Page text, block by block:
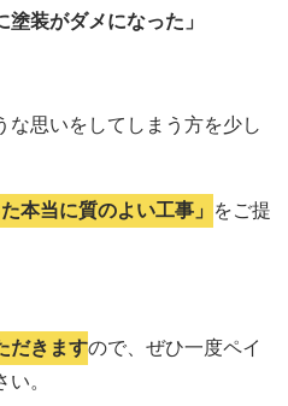
塗装がダメになった」
な思いをしてしまう方を少し
本当に質のよい工事」
をご提
だきますので、ぜひ一度ペイ
。